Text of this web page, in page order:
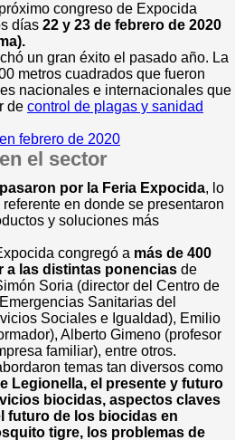
congreso de Expocida
días 22 y 23 de febrero de 2020
un gran éxito el pasado año. La
metros cuadrados que fueron
nacionales e internacionales que
de control de plagas y sanidad
el sector
por la Feria Expocida, lo
en donde se presentaron
y soluciones más
congregó a más de 400
a las distintas ponencias de
Soria (director del Centro de
Sanitarias del
Sociales e Igualdad), Emilio
Alberto Gimeno (profesor
familiar), entre otros.
temas tan diversos como
Legionella, el presente y futuro
biocidas, aspectos claves
futuro de los biocidas en
tigre, los problemas de